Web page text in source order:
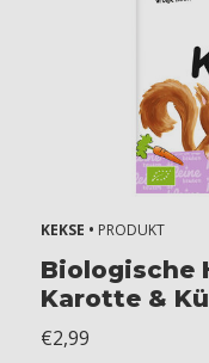
KEKSE • PRODUKT
Biologische
Karotte &
€2,99